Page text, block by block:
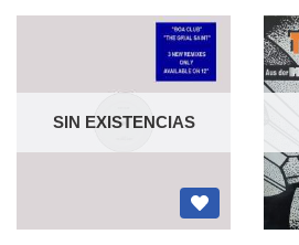
SIN EXISTENCIAS